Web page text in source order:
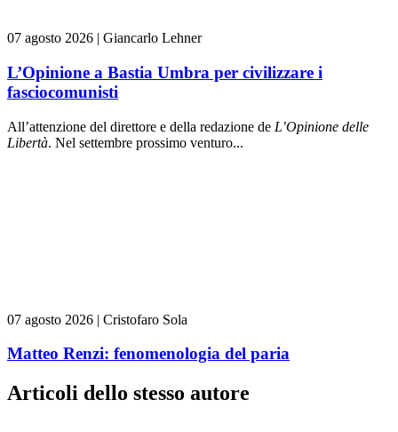
07 agosto 2026 | Giancarlo Lehner
L’Opinione a Bastia Umbra per civilizzare i
fasciocomunisti
All’attenzione del direttore e della redazione de L’Opinione delle
Libertà. Nel settembre prossimo venturo...
07 agosto 2026 | Cristofaro Sola
Matteo Renzi: fenomenologia del paria
Articoli dello stesso autore